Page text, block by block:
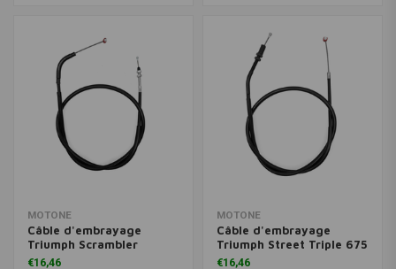
MOTONE
Câble d'embrayage
Triumph Scrambler
€16,46
MOTONE
Câble d'embrayage
Triumph Street Triple 675
€16,46